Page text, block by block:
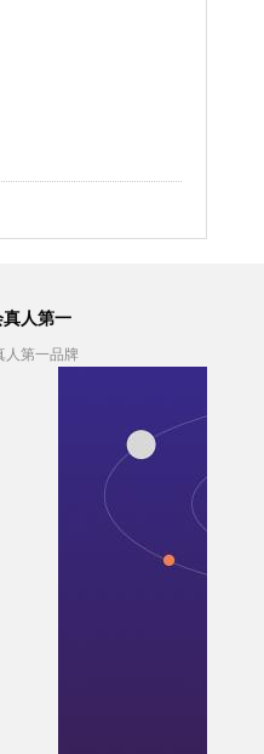
人第一
人第一品牌